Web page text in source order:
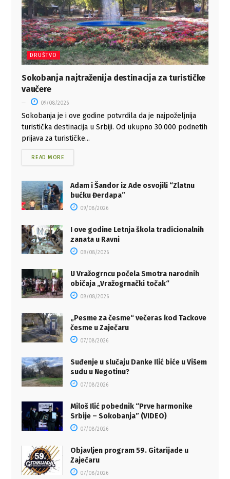
DRUŠTVO
Sokobanja najtraženija destinacija za turističke
vaučere
09/08/2026
Sokobanja je i ove godine potvrdila da je najpoželjnija
turistička destinacija u Srbiji. Od ukupno 30.000 podnetih
prijava za turističke...
READ MORE
Adam i Šandor iz Ade osvojili “Zlatnu
bućku Đerdapa”
09/08/2026
I ove godine Letnja škola tradicionalnih
zanata u Ravni
08/08/2026
U Vražogrncu počela Smotra narodnih
običaja „Vražogrnački točak“
08/08/2026
„Pesme za česme“ večeras kod Tackove
česme u Zaječaru
07/08/2026
Suđenje u slučaju Danke Ilić biće u Višem
sudu u Negotinu?
07/08/2026
Miloš Ilić pobednik “Prve harmonike
Srbije – Sokobanja” (VIDEO)
07/08/2026
Objavljen program 59. Gitarijade u
Zaječaru
07/08/2026